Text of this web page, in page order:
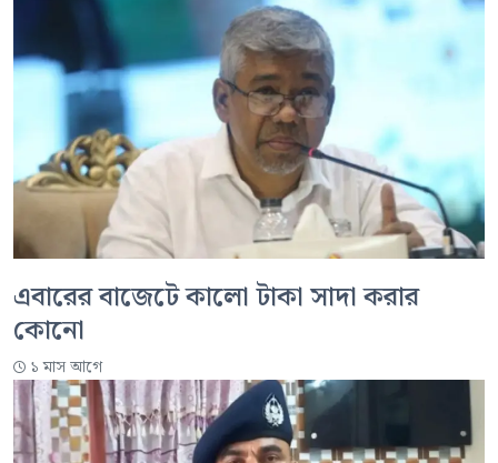
এবারের বাজেটে কালো টাকা সাদা করার
কোনো
১ মাস আগে